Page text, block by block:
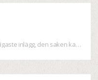
Det här kommer inte bli världens roligaste inlägg, den saken kan ni räkna med. Det…